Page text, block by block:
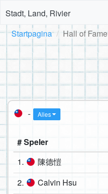
Stadt, Land, Rivier
Startpagina Hall of Fame
- Alles
# Speler
1.
陳德愷
2. Calvin Hsu